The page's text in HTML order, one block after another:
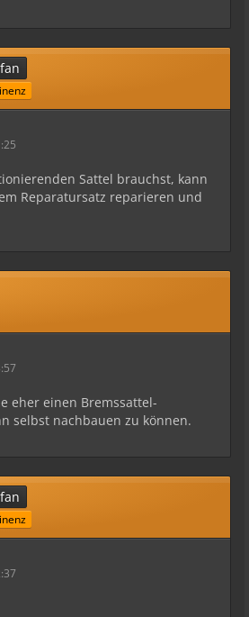
Sattel brauchst, kann
Reparatursatz reparieren und
eher einen Bremssattel-
selbst nachbauen zu können.